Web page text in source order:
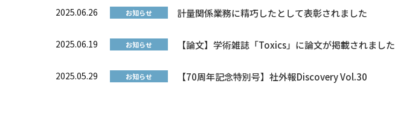
2025.06.26 お知らせ 計量関係業務に精巧したとして表彰されました
2025.06.19 お知らせ 【論文】学術雑誌「Toxics」に論文が掲載されました
2025.05.29 お知らせ 【70周年記念特別号】社外報Discovery Vol.30